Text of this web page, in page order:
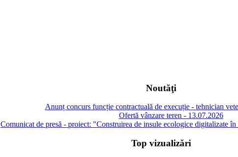
Noutăţi
Anunț concurs funcție contractuală de execuție - tehnician
Ofertă vânzare teren - 13.07.2026
Comunicat de presă - proiect: "Construirea de insule ecologice digitalizate
Top vizualizări